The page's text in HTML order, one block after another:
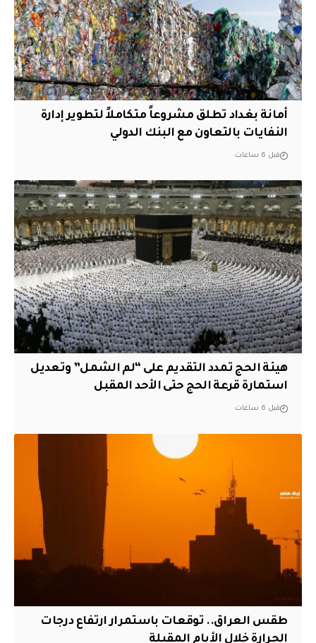
أمانة بغداد تطلق مشروعاً متكاملاً لتطوير إدارة
النفايات بالتعاون مع البنك الدولي
قبل 6 ساعات
هيئة الحج تمدد التقديم على “لم الشمل” وتعديل
استمارة قرعة الحج حتى الأحد المقبل
قبل 6 ساعات
طقس العراق.. توقعات باستمرار ارتفاع درجات
الحرارة خلال الأيام المقبلة